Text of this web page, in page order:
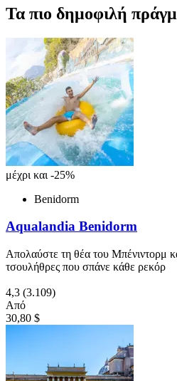
Τα πιο δημοφιλή
μέχρι και -25%
Benidorm
Aqualandia Benidorm
Απολαύστε τη θέα του Μπένιντορμ
τσουλήθρες που σπάνε κάθε ρεκόρ
4,3 (3.109)
Από
30,80 $